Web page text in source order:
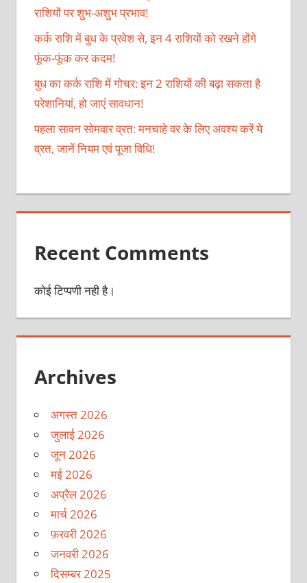
राशियों पर शुभ-अशुभ प्रभाव!
कर्क राशि में बुध के प्रवेश से, इन 4 राशियों को रखने होंगे
फूंक-फूंक कर कदम!
बुध का कर्क राशि में गोचर: इन 2 राशियों की बढ़ा सकता है
परेशानियां, हो जाएं सावधान!
पहला सावन सोमवार व्रत: मनचाहे वर के लिए अवश्य करें ये
व्रत, जानें नियम एवं पूजा विधि!
Recent Comments
कोई टिप्पणी नही है।
Archives
अगस्त 2026
जुलाई 2026
जून 2026
मई 2026
अप्रैल 2026
मार्च 2026
फ़रवरी 2026
जनवरी 2026
दिसम्बर 2025